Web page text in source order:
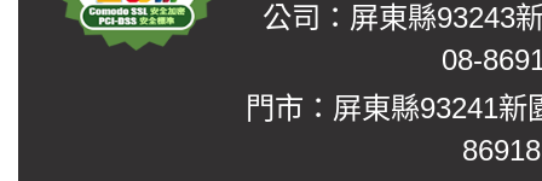
公司：屏東縣93243
08-
門市：屏東縣93241